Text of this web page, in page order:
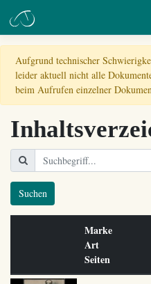
Aufgrund technischer
leider aktuell nicht alle
beim Aufrufen einzelner
Suchen
Marke
Art
Seiten